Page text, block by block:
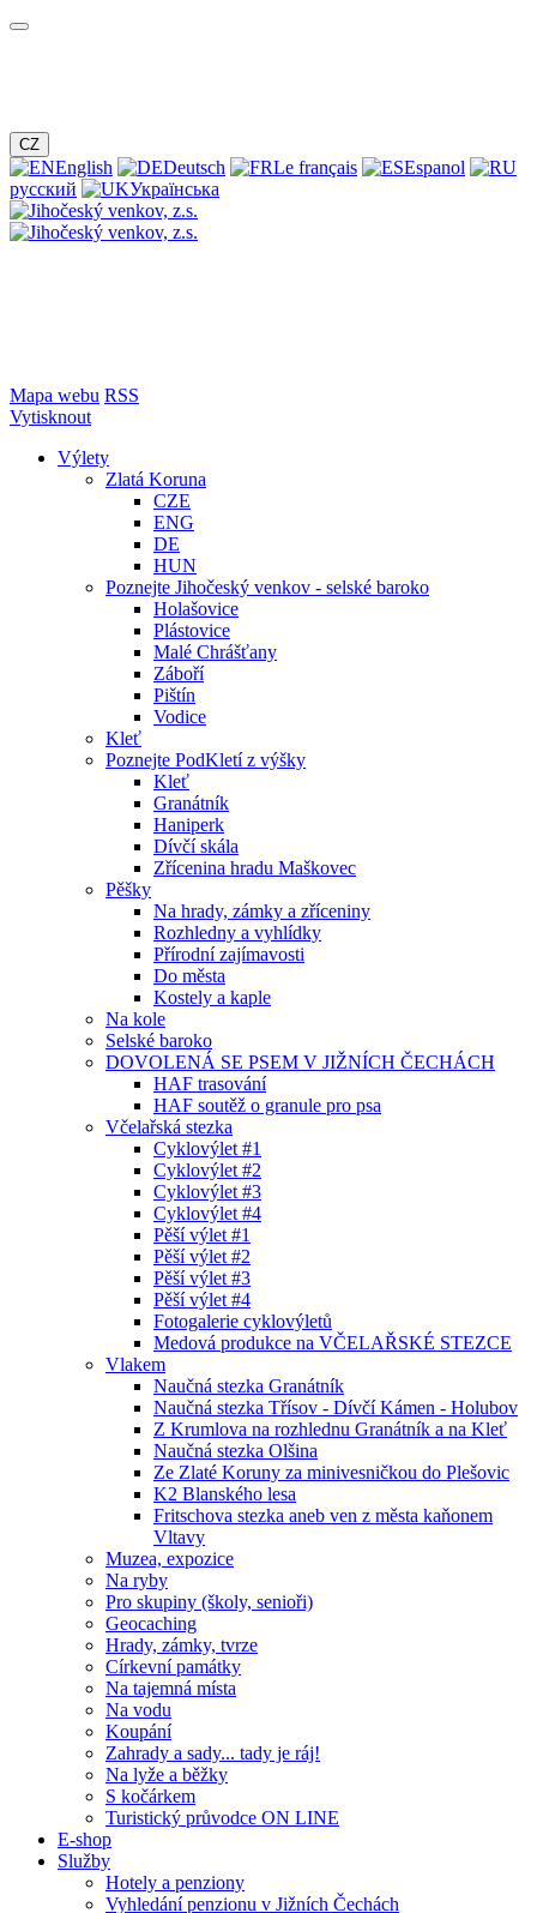
CZ
English Deutsch Le français
Espanol
русский
Українська
Mapa webu RSS
Vytisknout
Výlety
Zlatá Koruna
CZE
ENG
DE
HUN
Poznejte Jihočeský venkov - selské baroko
Holašovice
Plástovice
Malé Chrášťany
Záboří
Pištín
Vodice
Kleť
Poznejte PodKletí z výšky
Kleť
Granátník
Haniperk
Dívčí skála
Zřícenina hradu Maškovec
Pěšky
Na hrady, zámky a zříceniny
Rozhledny a vyhlídky
Přírodní zajímavosti
Do města
Kostely a kaple
Na kole
Selské baroko
DOVOLENÁ SE PSEM V JIŽNÍCH ČECHÁCH
HAF trasování
HAF soutěž o granule pro psa
Včelařská stezka
Cyklovýlet #1
Cyklovýlet #2
Cyklovýlet #3
Cyklovýlet #4
Pěší výlet #1
Pěší výlet #2
Pěší výlet #3
Pěší výlet #4
Fotogalerie cyklovýletů
Medová produkce na VČELAŘSKÉ STEZCE
Vlakem
Naučná stezka Granátník
Naučná stezka Třísov - Dívčí Kámen - Holubov
Z Krumlova na rozhlednu Granátník a na Kleť
Naučná stezka Olšina
Ze Zlaté Koruny za minivesničkou do Plešovic
K2 Blanského lesa
Fritschova stezka aneb ven z města kaňonem
Vltavy
Muzea, expozice
Na ryby
Pro skupiny (školy, senioři)
Geocaching
Hrady, zámky, tvrze
Církevní památky
Na tajemná místa
Na vodu
Koupání
Zahrady a sady... tady je ráj!
Na lyže a běžky
S kočárkem
Turistický průvodce ON LINE
E-shop
Služby
Hotely a penziony
Vyhledání penzionu v Jižních Čechách